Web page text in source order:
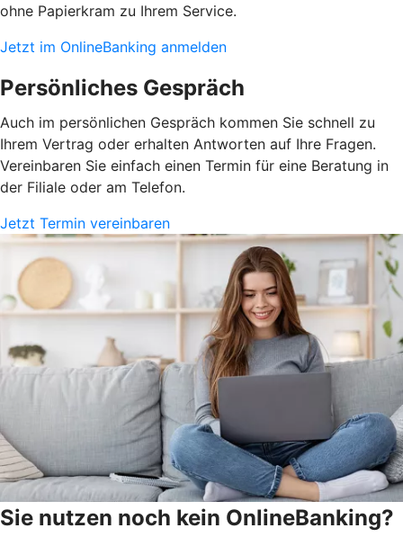
ohne Papierkram zu Ihrem Service.
Jetzt im OnlineBanking anmelden
Persönliches Gespräch
Auch im persönlichen Gespräch kommen Sie schnell zu
Ihrem Vertrag oder erhalten Antworten auf Ihre Fragen.
Vereinbaren Sie einfach einen Termin für eine Beratung in
der Filiale oder am Telefon.
Jetzt Termin vereinbaren
Sie nutzen noch kein OnlineBanking?